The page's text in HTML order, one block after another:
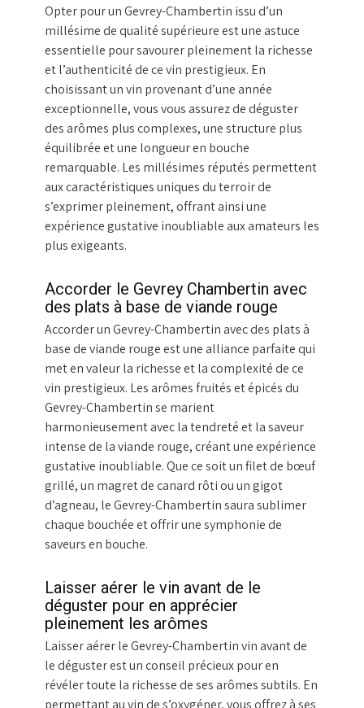
Opter pour un Gevrey-Chambertin issu d’un
millésime de qualité supérieure est une astuce
essentielle pour savourer pleinement la richesse
et l’authenticité de ce vin prestigieux. En
choisissant un vin provenant d’une année
exceptionnelle, vous vous assurez de déguster
des arômes plus complexes, une structure plus
équilibrée et une longueur en bouche
remarquable. Les millésimes réputés permettent
aux caractéristiques uniques du terroir de
s’exprimer pleinement, offrant ainsi une
expérience gustative inoubliable aux amateurs les
plus exigeants.
Accorder le Gevrey Chambertin avec
des plats à base de viande rouge
Accorder un Gevrey-Chambertin avec des plats à
base de viande rouge est une alliance parfaite qui
met en valeur la richesse et la complexité de ce
vin prestigieux. Les arômes fruités et épicés du
Gevrey-Chambertin se marient
harmonieusement avec la tendreté et la saveur
intense de la viande rouge, créant une expérience
gustative inoubliable. Que ce soit un filet de bœuf
grillé, un magret de canard rôti ou un gigot
d’agneau, le Gevrey-Chambertin saura sublimer
chaque bouchée et offrir une symphonie de
saveurs en bouche.
Laisser aérer le vin avant de le
déguster pour en apprécier
pleinement les arômes
Laisser aérer le Gevrey-Chambertin vin avant de
le déguster est un conseil précieux pour en
révéler toute la richesse de ses arômes subtils. En
permettant au vin de s’oxygéner, vous offrez à ses